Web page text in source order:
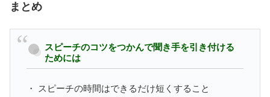
まとめ
スピーチのコツをつかんで聞き手を引き付ける
ためには
・ スピーチの時間はできるだけ短くすること